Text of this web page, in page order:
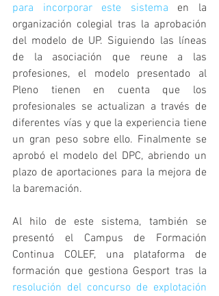
para incorporar este sistema en la
organización colegial tras la aprobación
del modelo de UP. Siguiendo las líneas
de la asociación que reune a las
profesiones, el modelo presentado al
Pleno tienen en cuenta que los
profesionales se actualizan a través de
diferentes vías y que la experiencia tiene
un gran peso sobre ello. Finalmente se
aprobó el modelo del DPC, abriendo un
plazo de aportaciones para la mejora de
la baremación.
Al hilo de este sistema, también se
presentó el Campus de Formación
Continua COLEF, una plataforma de
resolución del concurso de explotación